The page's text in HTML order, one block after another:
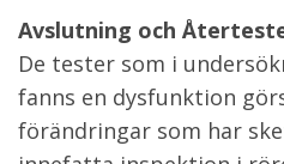
Avslutning och
De tester som i
fanns en dysfunktion
förändringar som har